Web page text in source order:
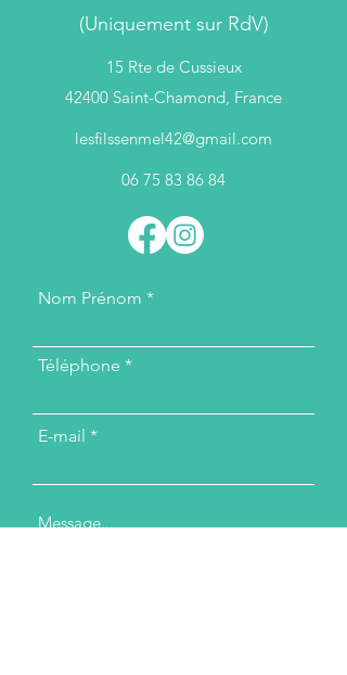
(Uniquement sur RdV)
15 Rte de Cussieux
42400 Saint-Chamond, France
lesfilssenmel42@gmail.com
06 75 83 86 84
Nom Prénom
Téléphone
E-mail
Message...